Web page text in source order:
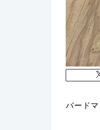
バード